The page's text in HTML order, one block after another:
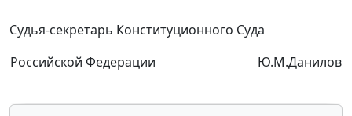
Судья-секретарь Конституционного Суда
Российской Федерации
Ю.М.Данилов